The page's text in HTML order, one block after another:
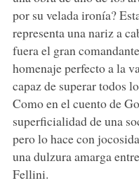
por su velada ironía?
representa una nariz a
fuera el gran
homenaje perfecto a la
capaz de superar todos
Como en el cuento de
superficialidad de una
pero lo hace con
una dulzura amarga
Fellini.